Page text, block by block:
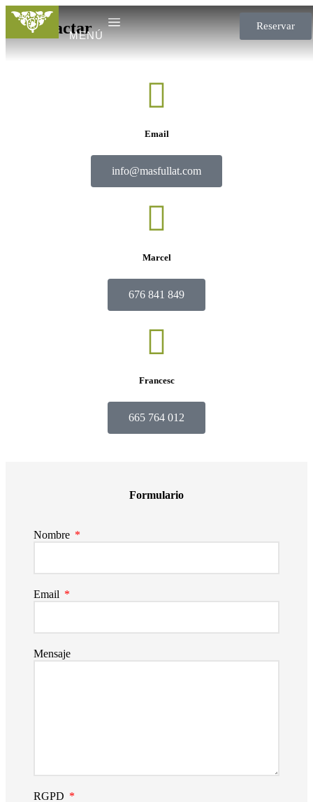
MENÚ
Reservar
Contactar
Email
info@masfullat.com
Marcel
676 841 849
Francesc
665 764 012
Formulario
Nombre
Email
Mensaje
RGPD